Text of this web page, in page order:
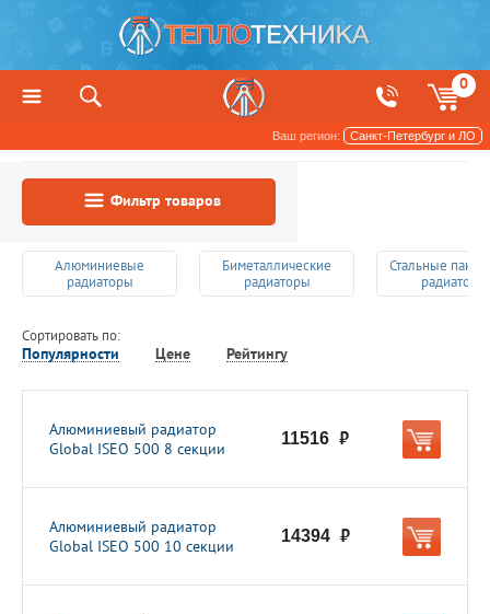
0
Ваш регион: Санкт-Петербург и ЛО
Фильтр товаров
Алюминиевые
радиаторы
Биметаллические
радиаторы
Стальные
радиаторы
Сортировать по:
Популярности Цене Рейтингу
Алюминиевый радиатор
Global ISEO 500 8 секции
11516 руб.
Алюминиевый радиатор
Global ISEO 500 10 секции
14394 руб.